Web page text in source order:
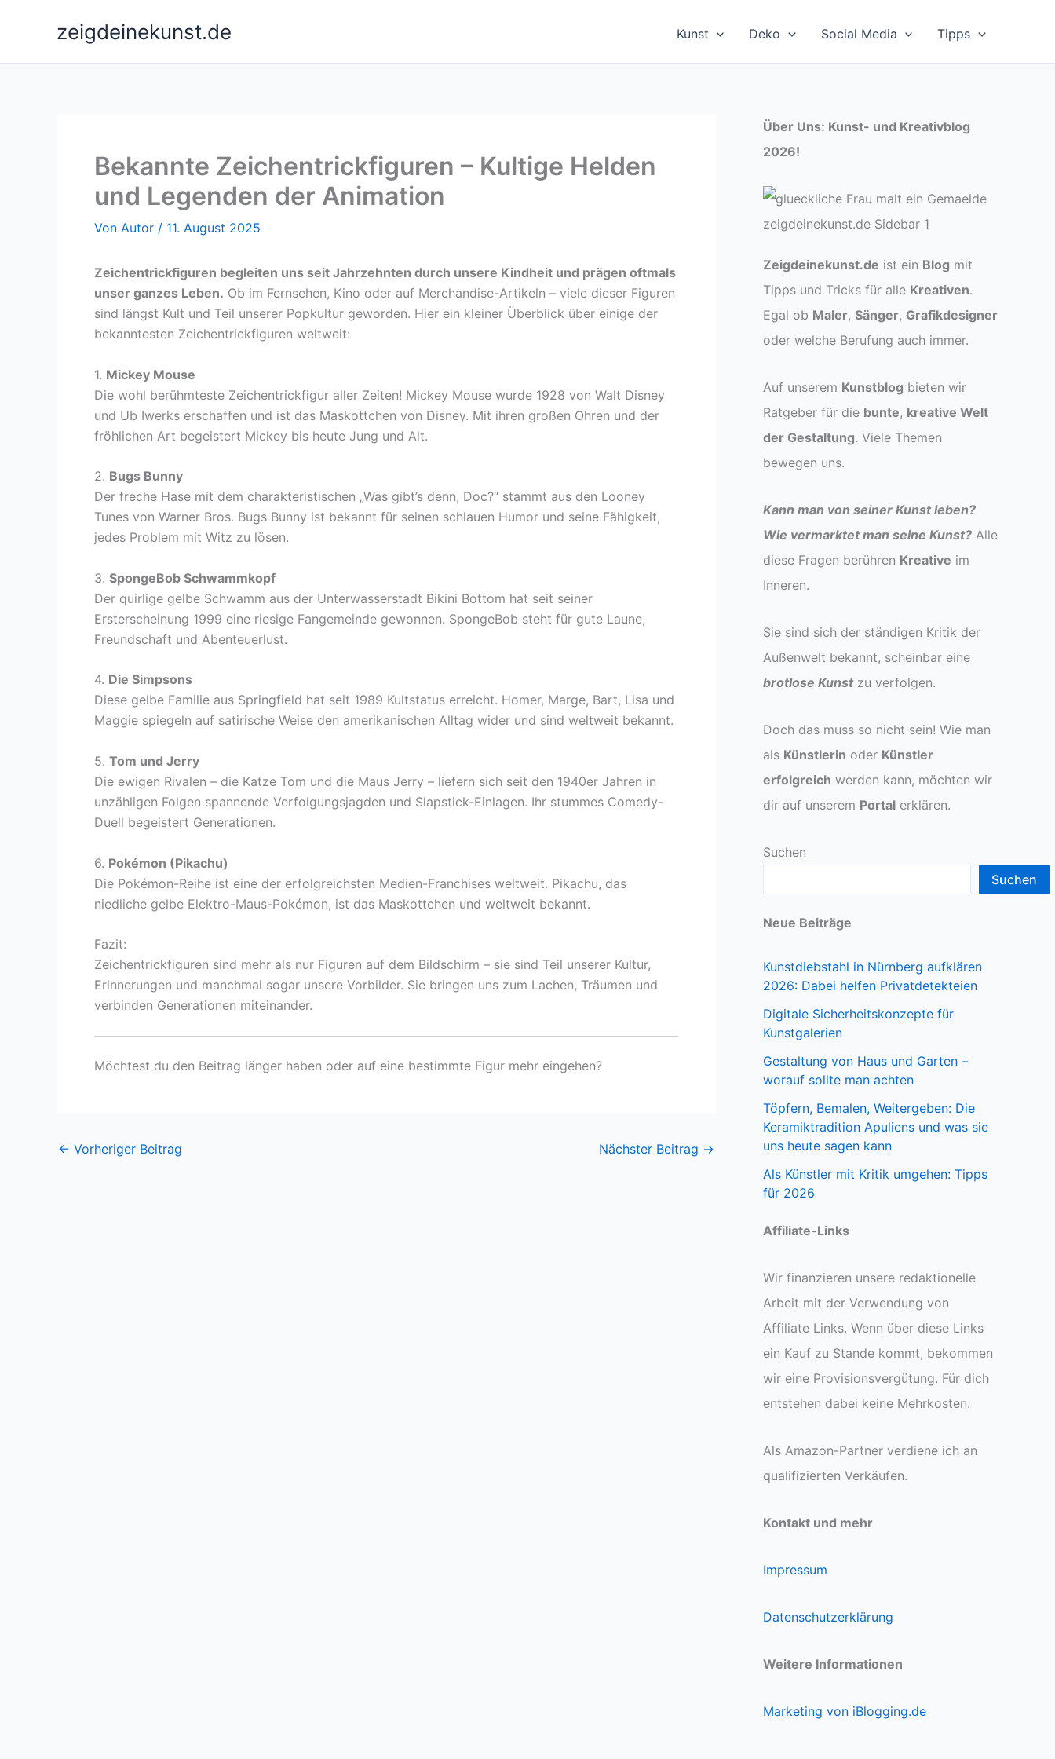
zeigdeinekunst.de Kunst Deko Social Media Tipps
Bekannte Zeichentrickfiguren – Kultige Helden
und Legenden der Animation
Von Autor / 11. August 2025
Zeichentrickfiguren begleiten uns seit Jahrzehnten durch unsere Kindheit und prägen oftmals
unser ganzes Leben. Ob im Fernsehen, Kino oder auf Merchandise-Artikeln – viele dieser Figuren
sind längst Kult und Teil unserer Popkultur geworden. Hier ein kleiner Überblick über einige der
bekanntesten Zeichentrickfiguren weltweit:
1. Mickey Mouse
Die wohl berühmteste Zeichentrickfigur aller Zeiten! Mickey Mouse wurde 1928 von Walt Disney
und Ub Iwerks erschaffen und ist das Maskottchen von Disney. Mit ihren großen Ohren und der
fröhlichen Art begeistert Mickey bis heute Jung und Alt.
2. Bugs Bunny
Der freche Hase mit dem charakteristischen „Was gibt’s denn, Doc?“ stammt aus den Looney
Tunes von Warner Bros. Bugs Bunny ist bekannt für seinen schlauen Humor und seine Fähigkeit,
jedes Problem mit Witz zu lösen.
3. SpongeBob Schwammkopf
Der quirlige gelbe Schwamm aus der Unterwasserstadt Bikini Bottom hat seit seiner
Ersterscheinung 1999 eine riesige Fangemeinde gewonnen. SpongeBob steht für gute Laune,
Freundschaft und Abenteuerlust.
4. Die Simpsons
Diese gelbe Familie aus Springfield hat seit 1989 Kultstatus erreicht. Homer, Marge, Bart, Lisa und
Maggie spiegeln auf satirische Weise den amerikanischen Alltag wider und sind weltweit bekannt.
5. Tom und Jerry
Die ewigen Rivalen – die Katze Tom und die Maus Jerry – liefern sich seit den 1940er Jahren in
unzähligen Folgen spannende Verfolgungsjagden und Slapstick-Einlagen. Ihr stummes Comedy-
Duell begeistert Generationen.
6. Pokémon (Pikachu)
Die Pokémon-Reihe ist eine der erfolgreichsten Medien-Franchises weltweit. Pikachu, das
niedliche gelbe Elektro-Maus-Pokémon, ist das Maskottchen und weltweit bekannt.
Fazit:
Zeichentrickfiguren sind mehr als nur Figuren auf dem Bildschirm – sie sind Teil unserer Kultur,
Erinnerungen und manchmal sogar unsere Vorbilder. Sie bringen uns zum Lachen, Träumen und
verbinden Generationen miteinander.
Möchtest du den Beitrag länger haben oder auf eine bestimmte Figur mehr eingehen?
← Vorheriger Beitrag Nächster Beitrag →
Über Uns: Kunst- und Kreativblog
2026!
Zeigdeinekunst.de ist ein Blog mit
Tipps und Tricks für alle Kreativen.
Egal ob Maler, Sänger, Grafikdesigner
oder welche Berufung auch immer.
Auf unserem Kunstblog bieten wir
Ratgeber für die bunte, kreative Welt
der Gestaltung. Viele Themen
bewegen uns.
Kann man von seiner Kunst leben?
Wie vermarktet man seine Kunst? Alle
diese Fragen berühren Kreative im
Inneren.
Sie sind sich der ständigen Kritik der
Außenwelt bekannt, scheinbar eine
brotlose Kunst zu verfolgen.
Doch das muss so nicht sein! Wie man
als Künstlerin oder Künstler
erfolgreich werden kann, möchten wir
dir auf unserem Portal erklären.
Suchen
Suchen
Neue Beiträge
Kunstdiebstahl in Nürnberg aufklären
2026: Dabei helfen Privatdetekteien
Digitale Sicherheitskonzepte für
Kunstgalerien
Gestaltung von Haus und Garten –
worauf sollte man achten
Töpfern, Bemalen, Weitergeben: Die
Keramiktradition Apuliens und was sie
uns heute sagen kann
Als Künstler mit Kritik umgehen: Tipps
für 2026
Affiliate-Links
Wir finanzieren unsere redaktionelle
Arbeit mit der Verwendung von
Affiliate Links. Wenn über diese Links
ein Kauf zu Stande kommt, bekommen
wir eine Provisionsvergütung. Für dich
entstehen dabei keine Mehrkosten.
Als Amazon-Partner verdiene ich an
qualifizierten Verkäufen.
Kontakt und mehr
Impressum
Datenschutzerklärung
Weitere Informationen
Marketing von iBlogging.de